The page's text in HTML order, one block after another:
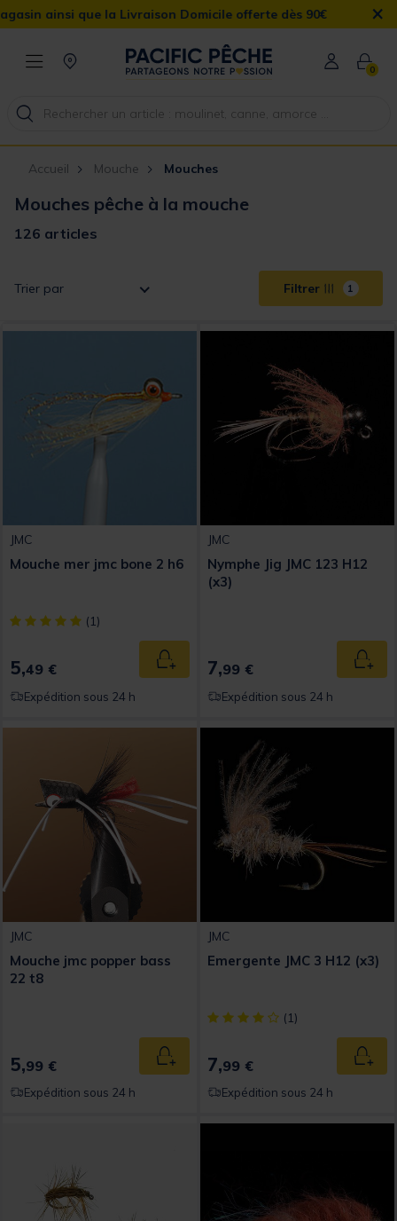
Domicile offerte dès 90€ ×
0
Accueil Mouche Mouches
Mouches pêche à la mouche
126 articles
Trier par Filtrer 1
JMC
Mouche mer jmc bone 2 h6
[object Object] out of 5 Customer Rating
(1)
5,49 € Ajouter au panier
Expédition sous 24 h
JMC
Nymphe Jig JMC 123 H12
(x3)
7,99 €
Expédition sous 24 h
JMC
Mouche jmc popper bass
22 t8
5,99 € Ajouter au panier
Expédition sous 24 h
JMC
Emergente JMC 3 H12 (x3)
[object Object] out of 5
(1)
7,99 €
Expédition sous 24 h